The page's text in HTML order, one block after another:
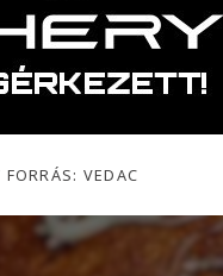
FORRÁS: VEDAC